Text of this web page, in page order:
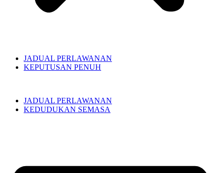
JADUAL PERLAWANAN
KEPUTUSAN PENUH
JADUAL PERLAWANAN
KEDUDUKAN SEMASA